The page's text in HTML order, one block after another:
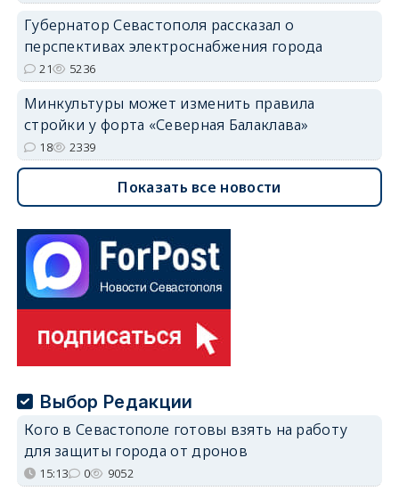
Губернатор Севастополя рассказал о
перспективах электроснабжения города
21 5236
Минкультуры может изменить правила
стройки у форта «Северная Балаклава»
18 2339
Показать все новости
Выбор Редакции
Кого в Севастополе готовы взять на работу
для защиты города от дронов
15:13 0 9052